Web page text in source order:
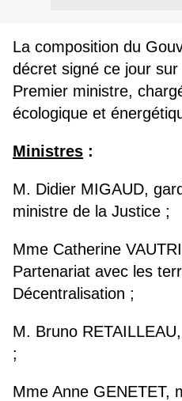
La composition du
décret signé ce jour
Premier ministre,
écologique et
Ministres :
M. Didier MIGAUD,
ministre de la Justice ;
Mme Catherine
Partenariat avec les
Décentralisation ;
M. Bruno
;
Mme Anne GENETET,